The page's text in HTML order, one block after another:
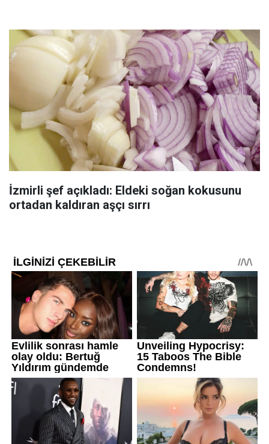
İzmirli şef açıkladı: Eldeki soğan kokusunu
ortadan kaldıran aşçı sırrı